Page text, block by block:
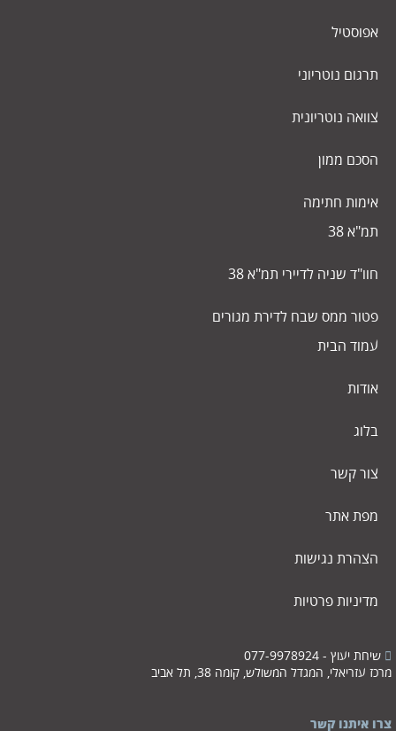
אפוסטיל
תרגום נוטריוני
צוואה נוטריונית
הסכם ממון
אימות חתימה
תמ"א 38
חוו"ד שניה לדיירי תמ"א 38
פטור ממס שבח לדירת מגורים
עמוד הבית
אודות
בלוג
צור קשר
מפת אתר
הצהרת נגישות
מדיניות פרטיות
שיחת יעוץ - 077-9978924
מרכז עזריאלי, המגדל המשולש, קומה 38, תל אביב
צרו איתנו קשר